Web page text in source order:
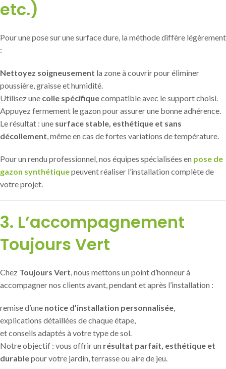
etc.)
Pour une pose sur une surface dure, la méthode diffère légèrement
:
Nettoyez soigneusement la zone à couvrir pour éliminer
poussière, graisse et humidité.
Utilisez une colle spécifiquecompatible avec le support choisi.
Appuyez fermement le gazon pour assurer une bonne adhérence.
Le résultat : une surface stable, esthétique et sans
décollement, même en cas de fortes variations de température.
Pour un rendu professionnel, nos équipes spécialisées en pose de
gazon synthétiquepeuvent réaliser l’installation complète de
votre projet.
3. L’accompagnement
Toujours Vert
Chez Toujours Vert, nous mettons un point d’honneur à
accompagner nos clients avant, pendant et après l’installation :
remise d’une notice d’installation personnalisée,
explications détaillées de chaque étape,
et conseils adaptés à votre type de sol.
Notre objectif : vous offrir un résultat parfait, esthétique et
durablepour votre jardin, terrasse ou aire de jeu.